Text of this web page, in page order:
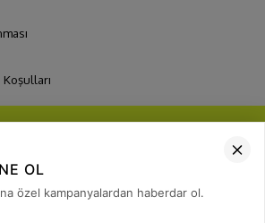
Koşulları
YAKALA
OL
özel kampanyalardan haberdar ol.